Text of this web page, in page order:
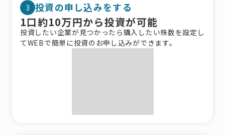
3 投資の申し込みをする
1口約10万円から投資が可能
投資したい企業が見つかったら購入したい株数を設定し
てWEBで簡単に投資のお申し込みができます。